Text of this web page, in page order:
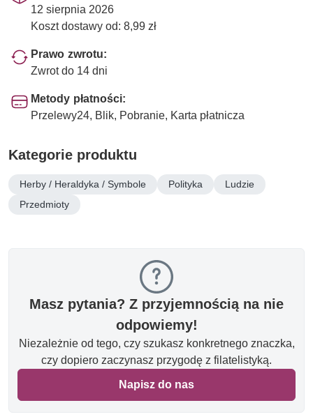
12 sierpnia 2026
Koszt dostawy od: 8,99 zł
Prawo zwrotu:
Zwrot do 14 dni
Metody płatności:
Przelewy24, Blik, Pobranie, Karta płatnicza
Kategorie produktu
Herby / Heraldyka / Symbole Polityka
Ludzie
Przedmioty
Masz pytania? Z przyjemnością na nie
odpowiemy!
Niezależnie od tego, czy szukasz konkretnego znaczka,
czy dopiero zaczynasz przygodę z filatelistyką.
Napisz do nas